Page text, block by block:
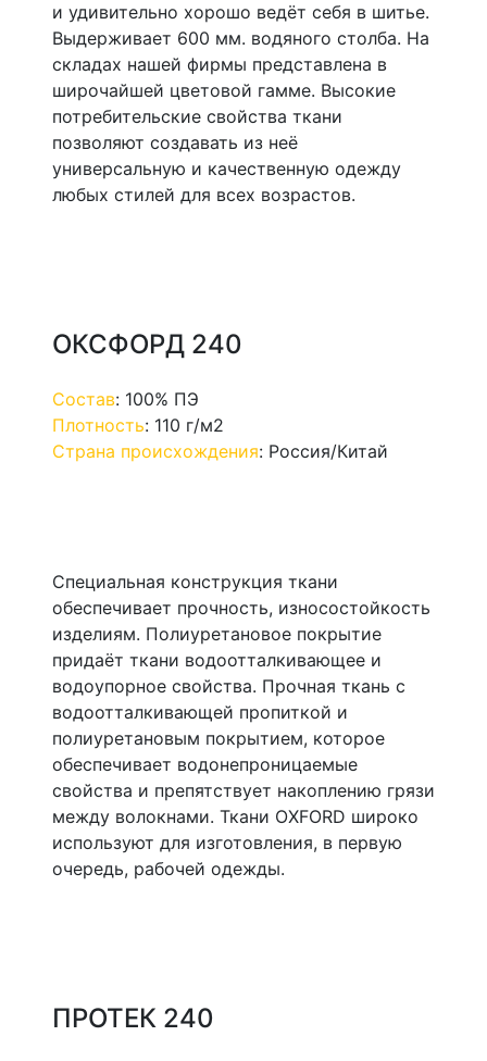
и удивительно хорошо ведёт себя в шитье.
Выдерживает 600 мм. водяного столба. На
складах нашей фирмы представлена в
широчайшей цветовой гамме. Высокие
потребительские свойства ткани
позволяют создавать из неё
универсальную и качественную одежду
любых стилей для всех возрастов.
ОКСФОРД 240
Состав: 100% ПЭ
Плотность: 110 г/м2
Страна происхождения: Россия/Китай
Специальная конструкция ткани
обеспечивает прочность, износостойкость
изделиям. Полиуретановое покрытие
придаёт ткани водоотталкивающее и
водоупорное свойства. Прочная ткань с
водоотталкивающей пропиткой и
полиуретановым покрытием, которое
обеспечивает водонепроницаемые
свойства и препятствует накоплению грязи
между волокнами. Ткани OXFORD широко
используют для изготовления, в первую
очередь, рабочей одежды.
ПРОТЕК 240